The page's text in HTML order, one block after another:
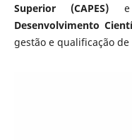
Superior (CAPES)
Desenvolvimento
gestão e qualificação